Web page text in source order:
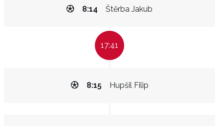
Štěrba Jakub
8:14
17:41
Hupšil Filip
8:15